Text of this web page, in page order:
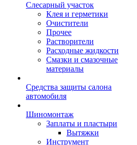
Слесарный участок
Клея и герметики
Очистители
Прочее
Растворители
Расходные жидкости
Смазки и смазочные
материалы
Средства защиты салона
автомобиля
Шиномонтаж
Заплаты и пластыри
Вытяжки
Инструмент